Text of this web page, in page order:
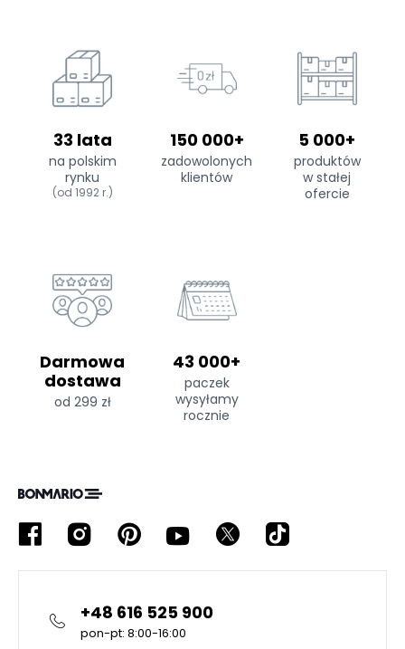
33 lata
na polskim
rynku
(od 1992 r.)
150 000+
zadowolonych
klientów
5 000+
produktów
w stałej
ofercie
Darmowa
dostawa
od 299 zł
43 000+
paczek
wysyłamy
rocznie
+48 616 525 900
pon-pt: 8:00-16:00